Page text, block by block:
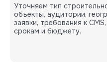
Уточняем тип
объекты, аудитории,
заявки, требования к
срокам и бюджету.